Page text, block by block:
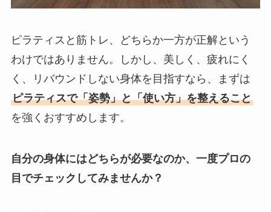
ピラティスと筋トレ、どちらか一方が正解という
わけではありません。しかし、美しく、疲れにく
く、リバウンドしない身体を目指すなら、まずは
ピラティスで「姿勢」と「使い方」を整えること
を強くおすすめします。
自分の身体にはどちらが必要なのか、一度プロの
目でチェックしてみませんか？